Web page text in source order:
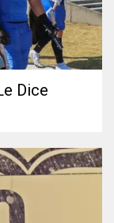
Dice